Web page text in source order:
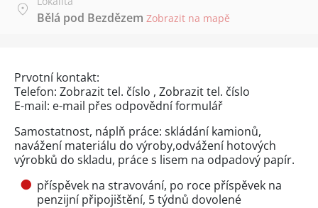
Bělá pod Bezdězem Zobrazit na mapě
Prvotní kontakt:
Telefon: Zobrazit tel. číslo , Zobrazit tel. číslo
E-mail: e-mail přes odpovědní formulář
Samostatnost, náplň práce: skládání kamionů,
navážení materiálu do výroby,odvážení hotových
výrobků do skladu, práce s lisem na odpadový papír.
příspěvek na stravování, po roce příspěvek na
penzijní připojištění, 5 týdnů dovolené